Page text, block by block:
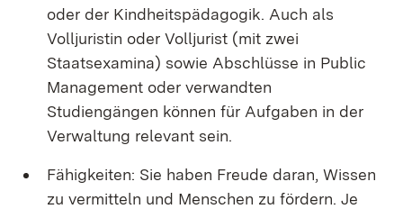
oder der Kindheitspädagogik. Auch als
Volljuristin oder Volljurist (mit zwei
Staatsexamina) sowie Abschlüsse in Public
Management oder verwandten
Studiengängen können für Aufgaben in der
Verwaltung relevant sein.
Fähigkeiten: Sie haben Freude daran, Wissen
zu vermitteln und Menschen zu fördern. Je